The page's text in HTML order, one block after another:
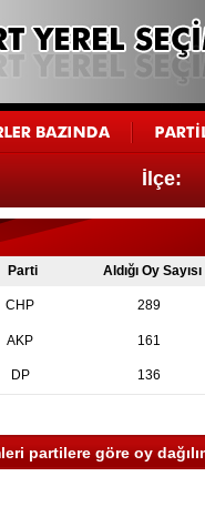
İlçe:
Parti Aldığı Oy Sayısı
CHP 289
AKP 161
DP 136
partilere göre oy